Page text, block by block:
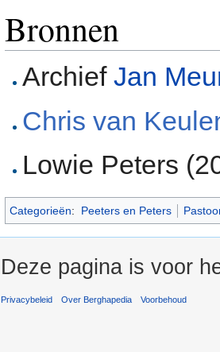
Bronnen
ArchiefJan
Chris van
Lowie Peters
Categorieën: Peeters en Peters
Deze pagina is voor
Privacybeleid Over Berghapedia Voorbehoud